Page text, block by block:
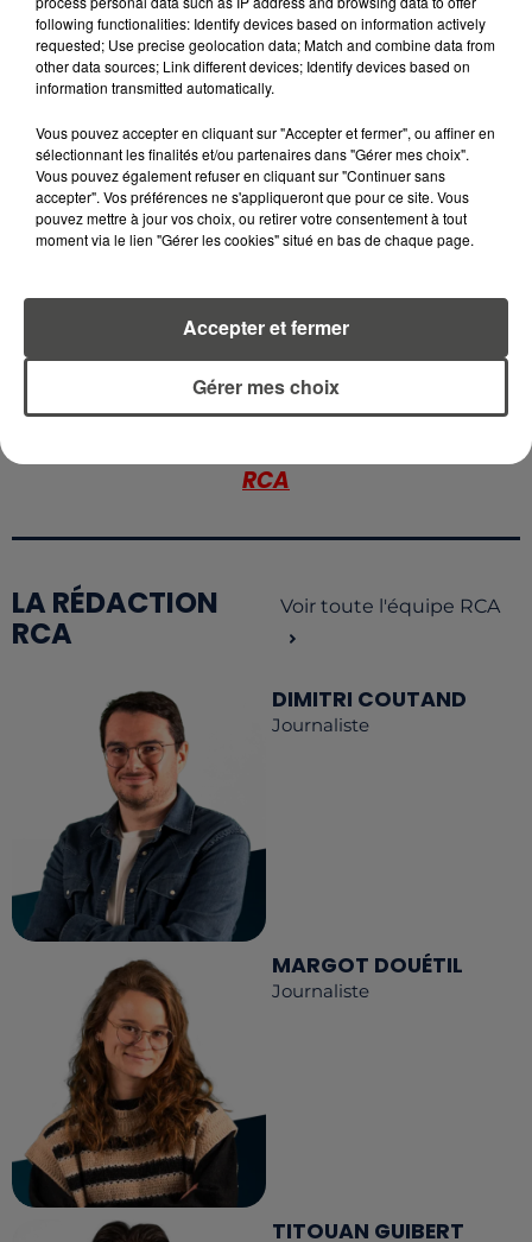
L'INVASION CET ÉTÉ...
4 août 2026
ÉCLIPSE SOLAIRE DU 12 AOÛT : LA
4 août 2026
CAMPING-CAR : CE QUE VOUS
AVEZ LE DROIT DE FAIRE... ET LES
RETROUVEZ TOUTE L'ACTU DE LA RÉGION ET
RECEVEZ LES ALERTES INFOS DE LA RÉDACTION
RCA
LA RÉDACTION
RCA
Voir toute l'équipe RCA
DIMITRI COUTAND
Journaliste
MARGOT DOUÉTIL
Journaliste
TITOUAN GUIBERT
following functionalities: Identify devices based on information actively
requested; Use precise geolocation data; Match and combine data from
other data sources; Link different devices; Identify devices based on
information transmitted automatically.
Vous pouvez accepter en cliquant sur "Accepter et fermer", ou affiner en
sélectionnant les finalités et/ou partenaires dans "Gérer mes choix".
Vous pouvez également refuser en cliquant sur "Continuer sans
accepter". Vos préférences ne s'appliqueront que pour ce site. Vous
pouvez mettre à jour vos choix, ou retirer votre consentement à tout
moment via le lien "Gérer les cookies" situé en bas de chaque page.
Gérer mes choix
Accepter et fermer